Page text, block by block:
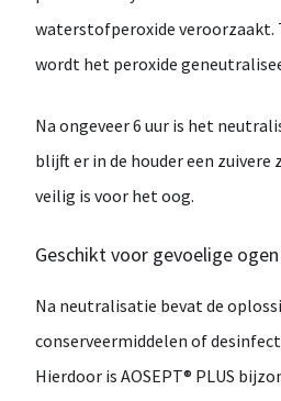
waterstofperoxide veroorzaakt.
wordt het peroxide
Na ongeveer6 uur is het
blijft er in de houder een zuivere
veilig is voor het oog.
Geschikt voor gevoelige ogen
Na neutralisatie bevat de
conserveermiddelen of
Hierdoor is AOSEPT® PLUS